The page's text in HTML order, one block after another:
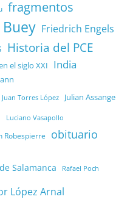
fragmentos
Friedrich Engels
Historia del PCE
el siglo XXI India
Juan Torres López Julian Assange
Luciano Vasapollo
Robespierre
obituario
Salamanca Rafael Poch
López Arnal